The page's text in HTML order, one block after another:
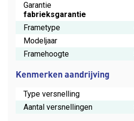
Garantie
fabrieksgarantie
Frametype
Modeljaar
Framehoogte
Kenmerken aandrijving
Type versnelling
Aantal versnellingen